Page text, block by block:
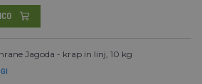
Jagoda - krap in linj, 10 kg